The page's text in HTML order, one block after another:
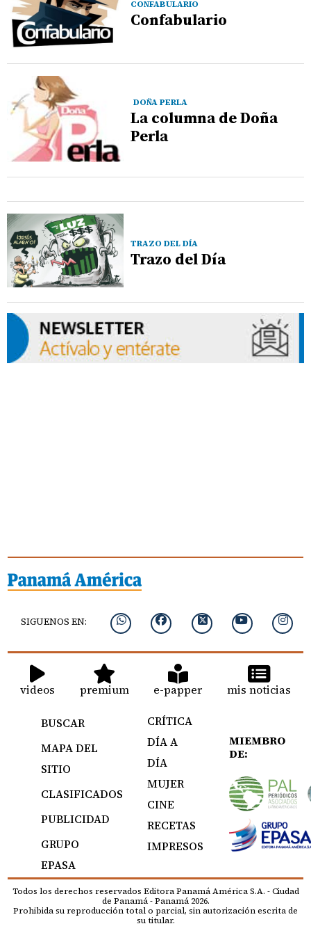
CONFABULARIO
Confabulario
DOÑA PERLA
La columna de Doña
Perla
TRAZO DEL DÍA
Trazo del Día
SIGUENOS EN:
videos premium e-papper mis noticias
BUSCAR
MAPA DEL
SITIO
CLASIFICADOS
PUBLICIDAD
GRUPO
EPASA
CRÍTICA
DÍA A
DÍA
MUJER
CINE
RECETAS
IMPRESOS
MIEMBRO
DE:
Todos los derechos reservados Editora Panamá América S.A. - Ciudad
de Panamá - Panamá 2026.
Prohibida su reproducción total o parcial, sin autorización escrita de
su titular.